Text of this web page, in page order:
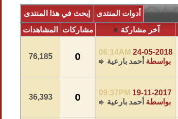
أدوات المنتدى
إبحث في هذا المنتدى
آخر مشاركة مشاركات المشاهدات
24-05-2018
06:14AM
بواسطة أحمد بارعية 0
76,185
19-11-2017
09:37PM
بواسطة أحمد بارعية 0
36,393